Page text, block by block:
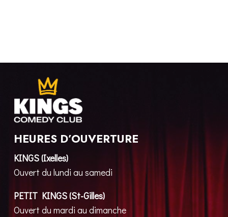
HEURES D’OUVERTURE
KINGS (Ixelles)
Ouvert du lundi au samedi
PETIT KINGS (St-Gilles)
Ouvert du mardi au dimanche